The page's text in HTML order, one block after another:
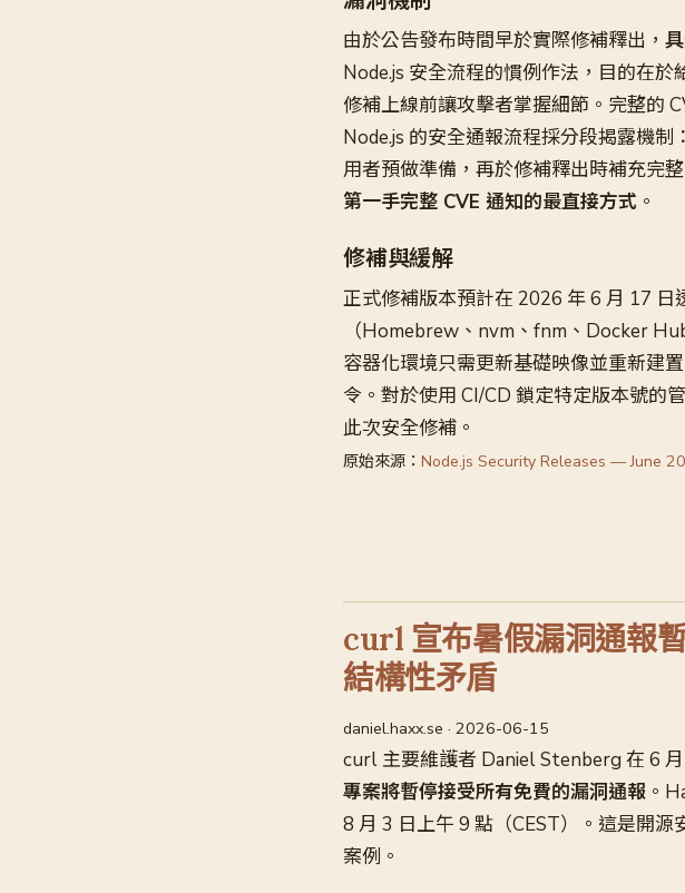
由於公告發布時間早於實際修補釋出，
Node.js 安全流程的慣例作法，目的在
修補上線前讓攻擊者掌握細節。完整的
Node.js 的安全通報流程採分段揭露機
用者預做準備，再於修補釋出時補充完整
第一手完整 CVE 通知的最直接方式 。
修補與緩解
正式修補版本預計在 2026 年 6 月 17 日
（Homebrew、nvm、fnm、Docker
容器化環境只需更新基礎映像並重新建
令。對於使用 CI/CD 鎖定特定版本號的
此次安全修補。
原始來源： Node.js Security Releases — June
curl 宣布暑假漏洞通報
結構性矛盾
daniel.haxx.se · 2026-06-15
curl 主要維護者 Daniel Stenberg 在 6
專案將暫停接受所有免費的漏洞通報 。
8 月 3 日上午 9 點（CEST）。這是開
案例。